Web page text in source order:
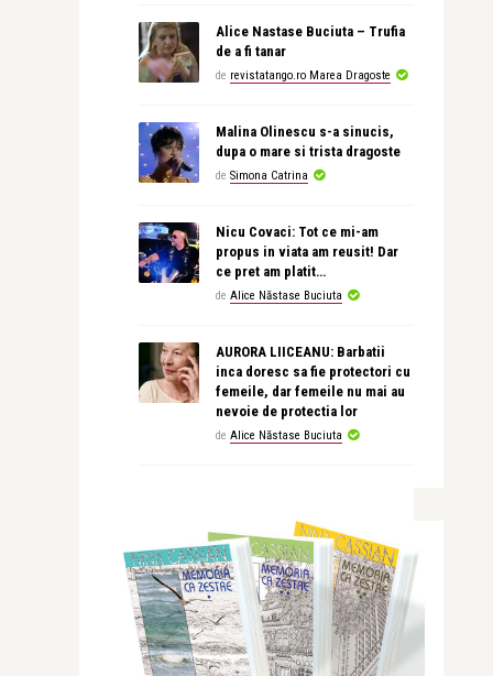
Alice Nastase Buciuta – Trufia
de a fi tanar
de revistatango.ro Marea Dragoste
Malina Olinescu s-a sinucis,
dupa o mare si trista dragoste
de Simona Catrina
Nicu Covaci: Tot ce mi-am
propus in viata am reusit! Dar
ce pret am platit…
de Alice Năstase Buciuta
AURORA LIICEANU: Barbatii
inca doresc sa fie protectori cu
femeile, dar femeile nu mai au
nevoie de protectia lor
de Alice Năstase Buciuta